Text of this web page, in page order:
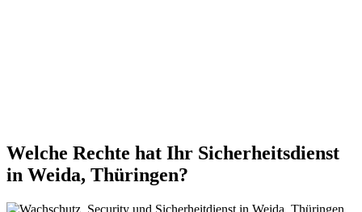
Welche Rechte hat Ihr Sicherheitsdienst
in Weida, Thüringen?